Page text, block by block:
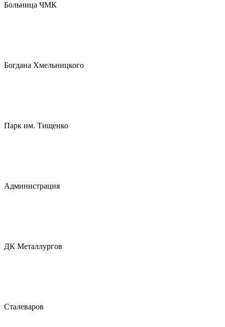
Больница ЧМК
Богдана Хмельницкого
Парк им. Тищенко
Администрация
ДК Металлургов
Сталеваров